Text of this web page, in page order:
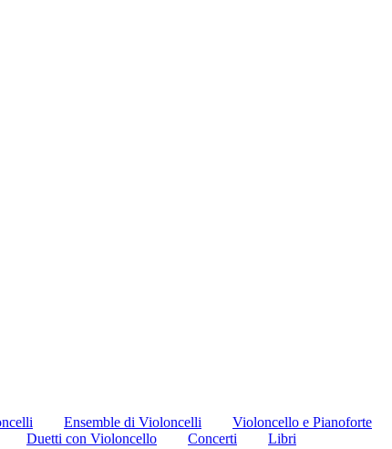
Ensemble di Violoncelli
Violoncello e Pianoforte
Duetti con Violoncello Concerti Libri